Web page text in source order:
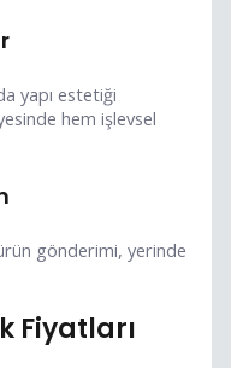
yapı estetiği
hem işlevsel
gönderimi, yerinde
Fiyatları